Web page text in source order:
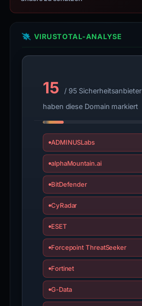
VIRUSTOTAL-ANALYSE
15
/ 95 Sicherheitsanbieter
haben diese Domain markiert
ADMINUSLabs
alphaMountain.ai
BitDefender
CyRadar
ESET
Forcepoint ThreatSeeker
Fortinet
G-Data